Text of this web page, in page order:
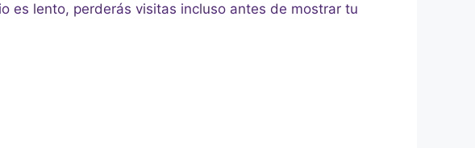
es lento, perderás visitas incluso antes de mostrar tu